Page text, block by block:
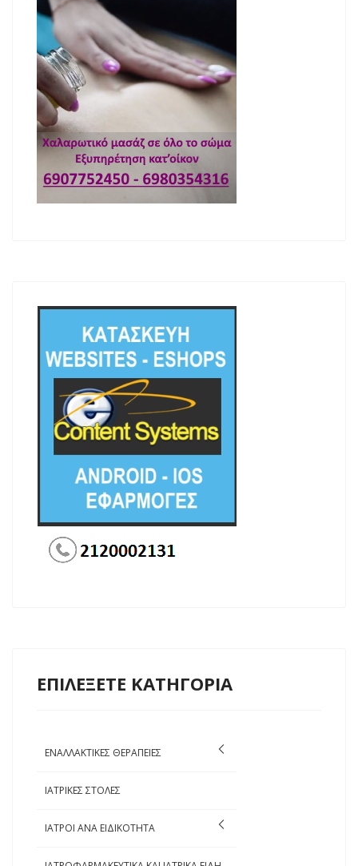
ΕΠΙΛΕΞΕΤΕ ΚΑΤΗΓΟΡΙΑ
ΕΝΑΛΛΑΚΤΙΚΕΣ ΘΕΡΑΠΕΙΕΣ
ΙΑΤΡΙΚΕΣ ΣΤΟΛΕΣ
ΙΑΤΡΟΙ ΑΝΑ ΕΙΔΙΚΟΤΗΤΑ